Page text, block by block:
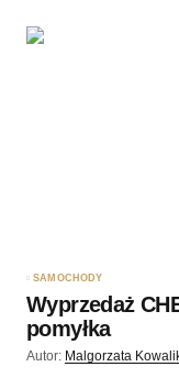
SAMOCHODY
Wyprzedaż
pomyłka
Autor: Malgorzata